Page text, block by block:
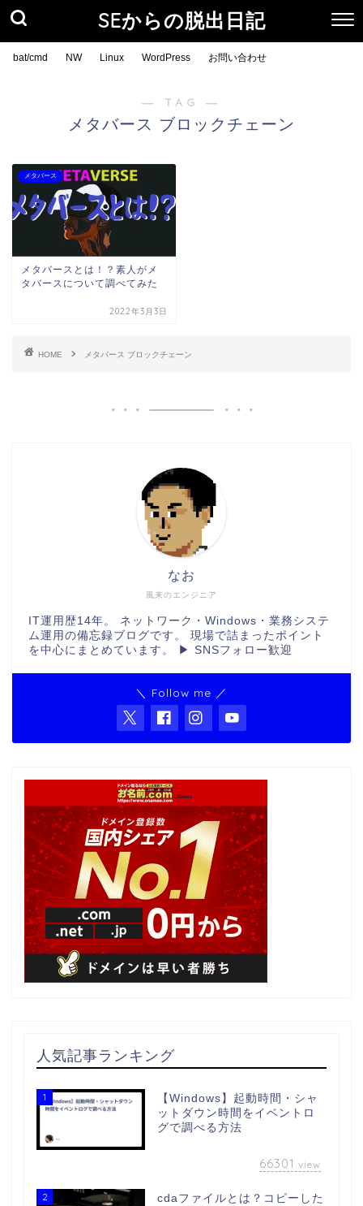
SEからの脱出日記
bat/cmd NW Linux WordPress お問い合わせ
― TAG ―
メタバース ブロックチェーン
メタバース
メタバースとは！？素人がメ
タバースについて調べてみた
2022年3月3日
HOME メタバース ブロックチェーン
風来のエンジニア
なお
IT運用歴14年。 ネットワーク・Windows・業務システ
ム運用の備忘録ブログです。 現場で詰まったポイント
を中心にまとめています。 ▶ SNSフォロー歓迎
＼ Follow me ／
人気記事ランキング
1
【Windows】起動時間・シャ
ットダウン時間をイベントロ
グで調べる方法
66301 view
2
cdaファイルとは？コピーした